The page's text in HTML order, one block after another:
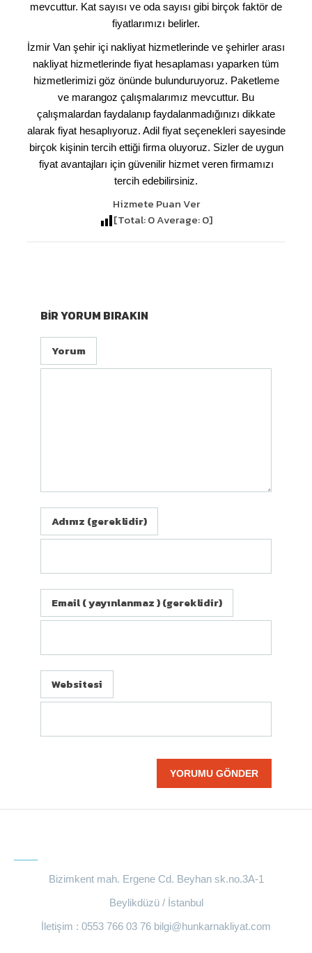
mevcuttur. Kat sayısı ve oda sayısı gibi birçok faktör de
fiyatlarımızı belirler.
İzmir Van şehir içi nakliyat hizmetlerinde ve şehirler arası
nakliyat hizmetlerinde fiyat hesaplaması yaparken tüm
hizmetlerimizi göz önünde bulunduruyoruz. Paketleme
ve marangoz çalışmalarımız mevcuttur. Bu
çalışmalardan faydalanıp faydalanmadığınızı dikkate
alarak fiyat hesaplıyoruz. Adil fiyat seçenekleri sayesinde
birçok kişinin tercih ettiği firma oluyoruz. Sizler de uygun
fiyat avantajları için güvenilir hizmet veren firmamızı
tercih edebilirsiniz.
Hizmete Puan Ver
[Total:0Average:0]
BIR YORUM BIRAKIN
Yorum
Adınız (gereklidir)
Email ( yayınlanmaz ) (gereklidir)
Websitesi
Bizimkent mah. Ergene Cd. Beyhan sk.no.3A-1
Beylikdüzü / İstanbul
İletişim : 0553 766 03 76 bilgi@hunkarnakliyat.com